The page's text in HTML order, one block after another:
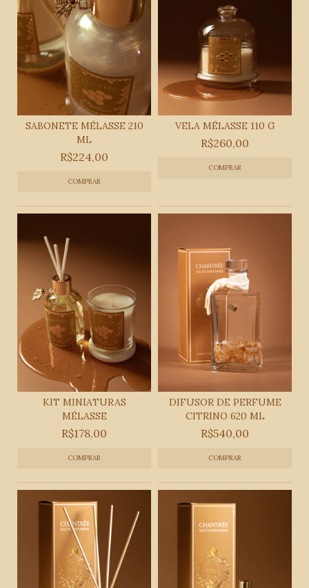
SABONETE MÉLASSE 210
ML
R$224,00
VELA MÉLASSE 110 G
R$260,00
KIT MINIATURAS
MÉLASSE
R$178,00
DIFUSOR DE PERFUME
CITRINO 620 ML
R$540,00
COMPRAR